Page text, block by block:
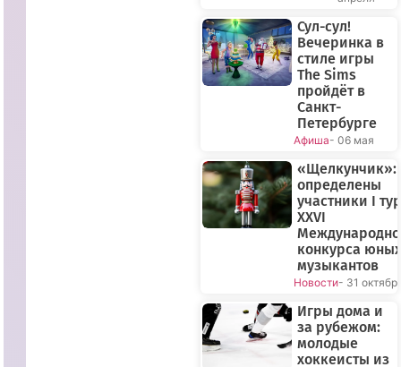
Сул-сул!
Вечеринка в
стиле игры
The Sims
пройдёт в
Санкт-
Петербурге
Афиша- 06 мая
«Щелкунчик»:
определены
участники I
XXVI
конкурса юных
музыкантов
Новости- 31
Игры дома и
за рубежом:
молодые
хоккеисты из